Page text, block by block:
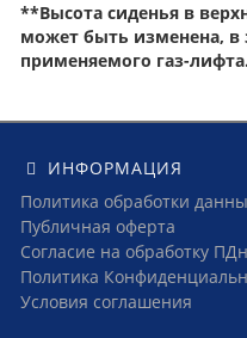
**Высота сиденья в
может быть изменена, в
применяемого газ-лифта.
ИНФОРМАЦИЯ
Политика обработки
Публичная оферта
Согласие на обработку ПДн
Политика
Условия соглашения